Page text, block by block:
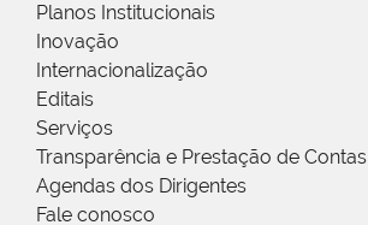
Planos Institucionais
Inovação
Internacionalização
Editais
Serviços
Transparência e Prestação de Contas
Agendas dos Dirigentes
Fale conosco